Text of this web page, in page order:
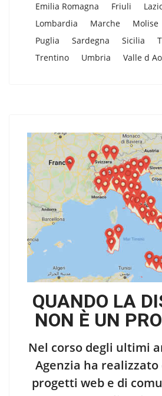
Emilia Romagna
Friuli
Lombardia
Marche Molise
Puglia
Sardegna Sicilia
Trentino
Umbria Valle d
QUANDO LA
NON È UN
Nel corso degli ultimi
Agenzia ha
progetti web e di